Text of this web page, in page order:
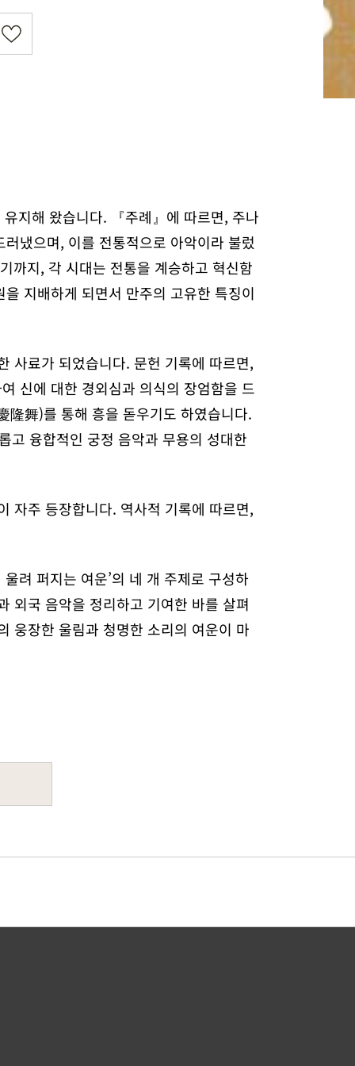
지해 왔습니다. 『주례』에 따르면, 주나
냈으며, 이를 전통적으로 아악이라 불렀
까지, 각 시대는 전통을 계승하고 혁신함
지배하게 되면서 만주의 고유한 특징이
사료가 되었습니다. 문헌 기록에 따르면,
신에 대한 경외심과 의식의 장엄함을 드
隆舞)를 통해 흥을 돋우기도 하였습니다.
고 융합적인 궁정 음악과 무용의 성대한
자주 등장합니다. 역사적 기록에 따르면,
려 퍼지는 여운’의 네 개 주제로 구성하
외국 음악을 정리하고 기여한 바를 살펴
웅장한 울림과 청명한 소리의 여운이 마